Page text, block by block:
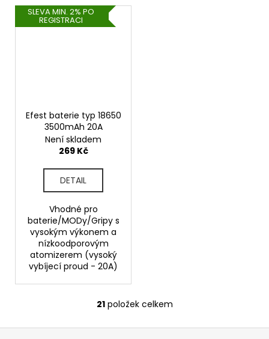
SLEVA MIN. 2% PO
REGISTRACI
Efest baterie typ 18650
3500mAh 20A
Není skladem
269 Kč
DETAIL
Vhodné pro
baterie/MODy/Gripy s
vysokým výkonem a
nízkoodporovým
atomizerem (vysoký
vybíjecí proud - 20A)
O
v
21položek celkem